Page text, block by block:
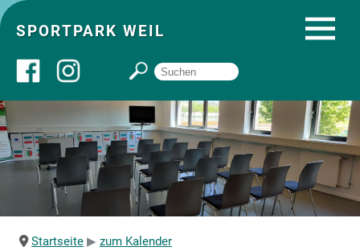
SPORTPARK WEIL
Über uns
Startseite
Angebote
Startseite
zum Kalender